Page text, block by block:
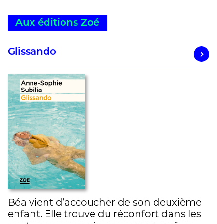
Aux éditions Zoé
Glissando
Béa vient d’accoucher de son deuxième
enfant. Elle trouve du réconfort dans les